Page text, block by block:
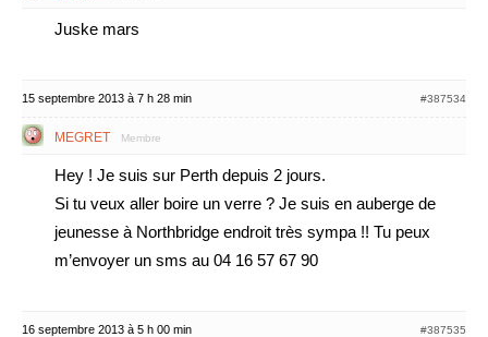
Juske mars
15 septembre 2013 à 7 h 28 min #387534
MEGRET Membre
Hey ! Je suis sur Perth depuis 2 jours.
Si tu veux aller boire un verre ? Je suis en auberge de
jeunesse à Northbridge endroit très sympa !! Tu peux
m’envoyer un sms au 04 16 57 67 90
16 septembre 2013 à 5 h 00 min #387535